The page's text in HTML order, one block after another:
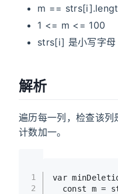
m ==
1 <= m <= 100
strs[i] 是小写字母
解析
遍历每一列，检查该列
计数加一。
1
2
var
const m =